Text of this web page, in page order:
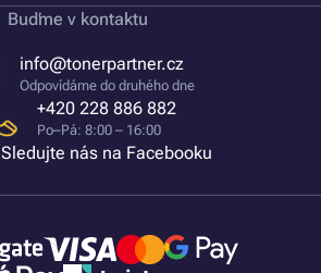
Buďme v kontaktu
info@tonerpartner.cz
Odpovídáme do druhého dne
+420 228 886 882
Po–Pá: 8:00 – 16:00
Sledujte nás na Facebooku